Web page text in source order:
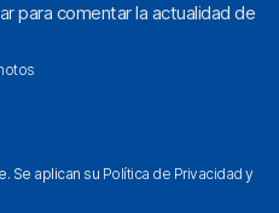
para comentar la actualidad de
Se aplican su Política de Privacidad y